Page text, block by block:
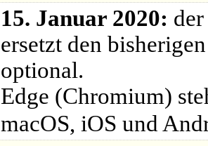
15. Januar 2020:
ersetzt den
optional.
Edge (Chromium)
macOS, iOS und